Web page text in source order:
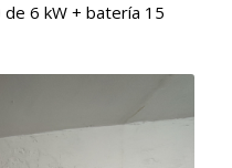
6 kW + batería 15